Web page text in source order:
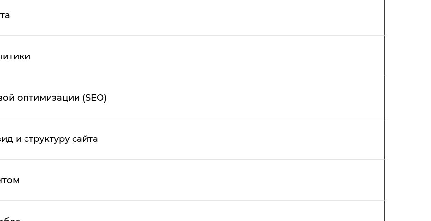
оптимизации (SEO)
и структуру сайта